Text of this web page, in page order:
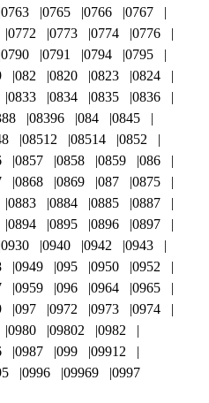
0763 0765 0766
0767
0772 0773 0774
0776
0790 0791 0794
0795
082 0820 0823
0824
0833 0834 0835
0836
08396 084
0845
08512 08514
0852
0857 0858 0859
086
0868 0869 087
0875
0883 0884 0885
0887
0894 0895 0896
0897
0930 0940 0942
0943
0949 095 0950
0952
0959 096 0964
0965
097 0972 0973
0974
0980 09802
0982
0987 099
09912
0996 09969 0997